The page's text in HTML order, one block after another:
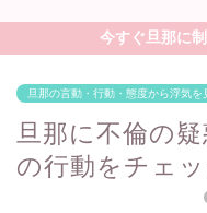
今すぐ旦那に
旦那の言動・行動・態度から浮気を
旦那に不倫の
の行動をチェッ